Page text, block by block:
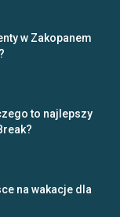
w Zakopanem
to najlepszy
na wakacje dla